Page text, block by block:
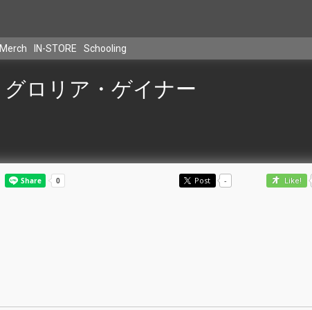
Merch IN-STORE Schooling
グロリア・ゲイナー
Post - Like!